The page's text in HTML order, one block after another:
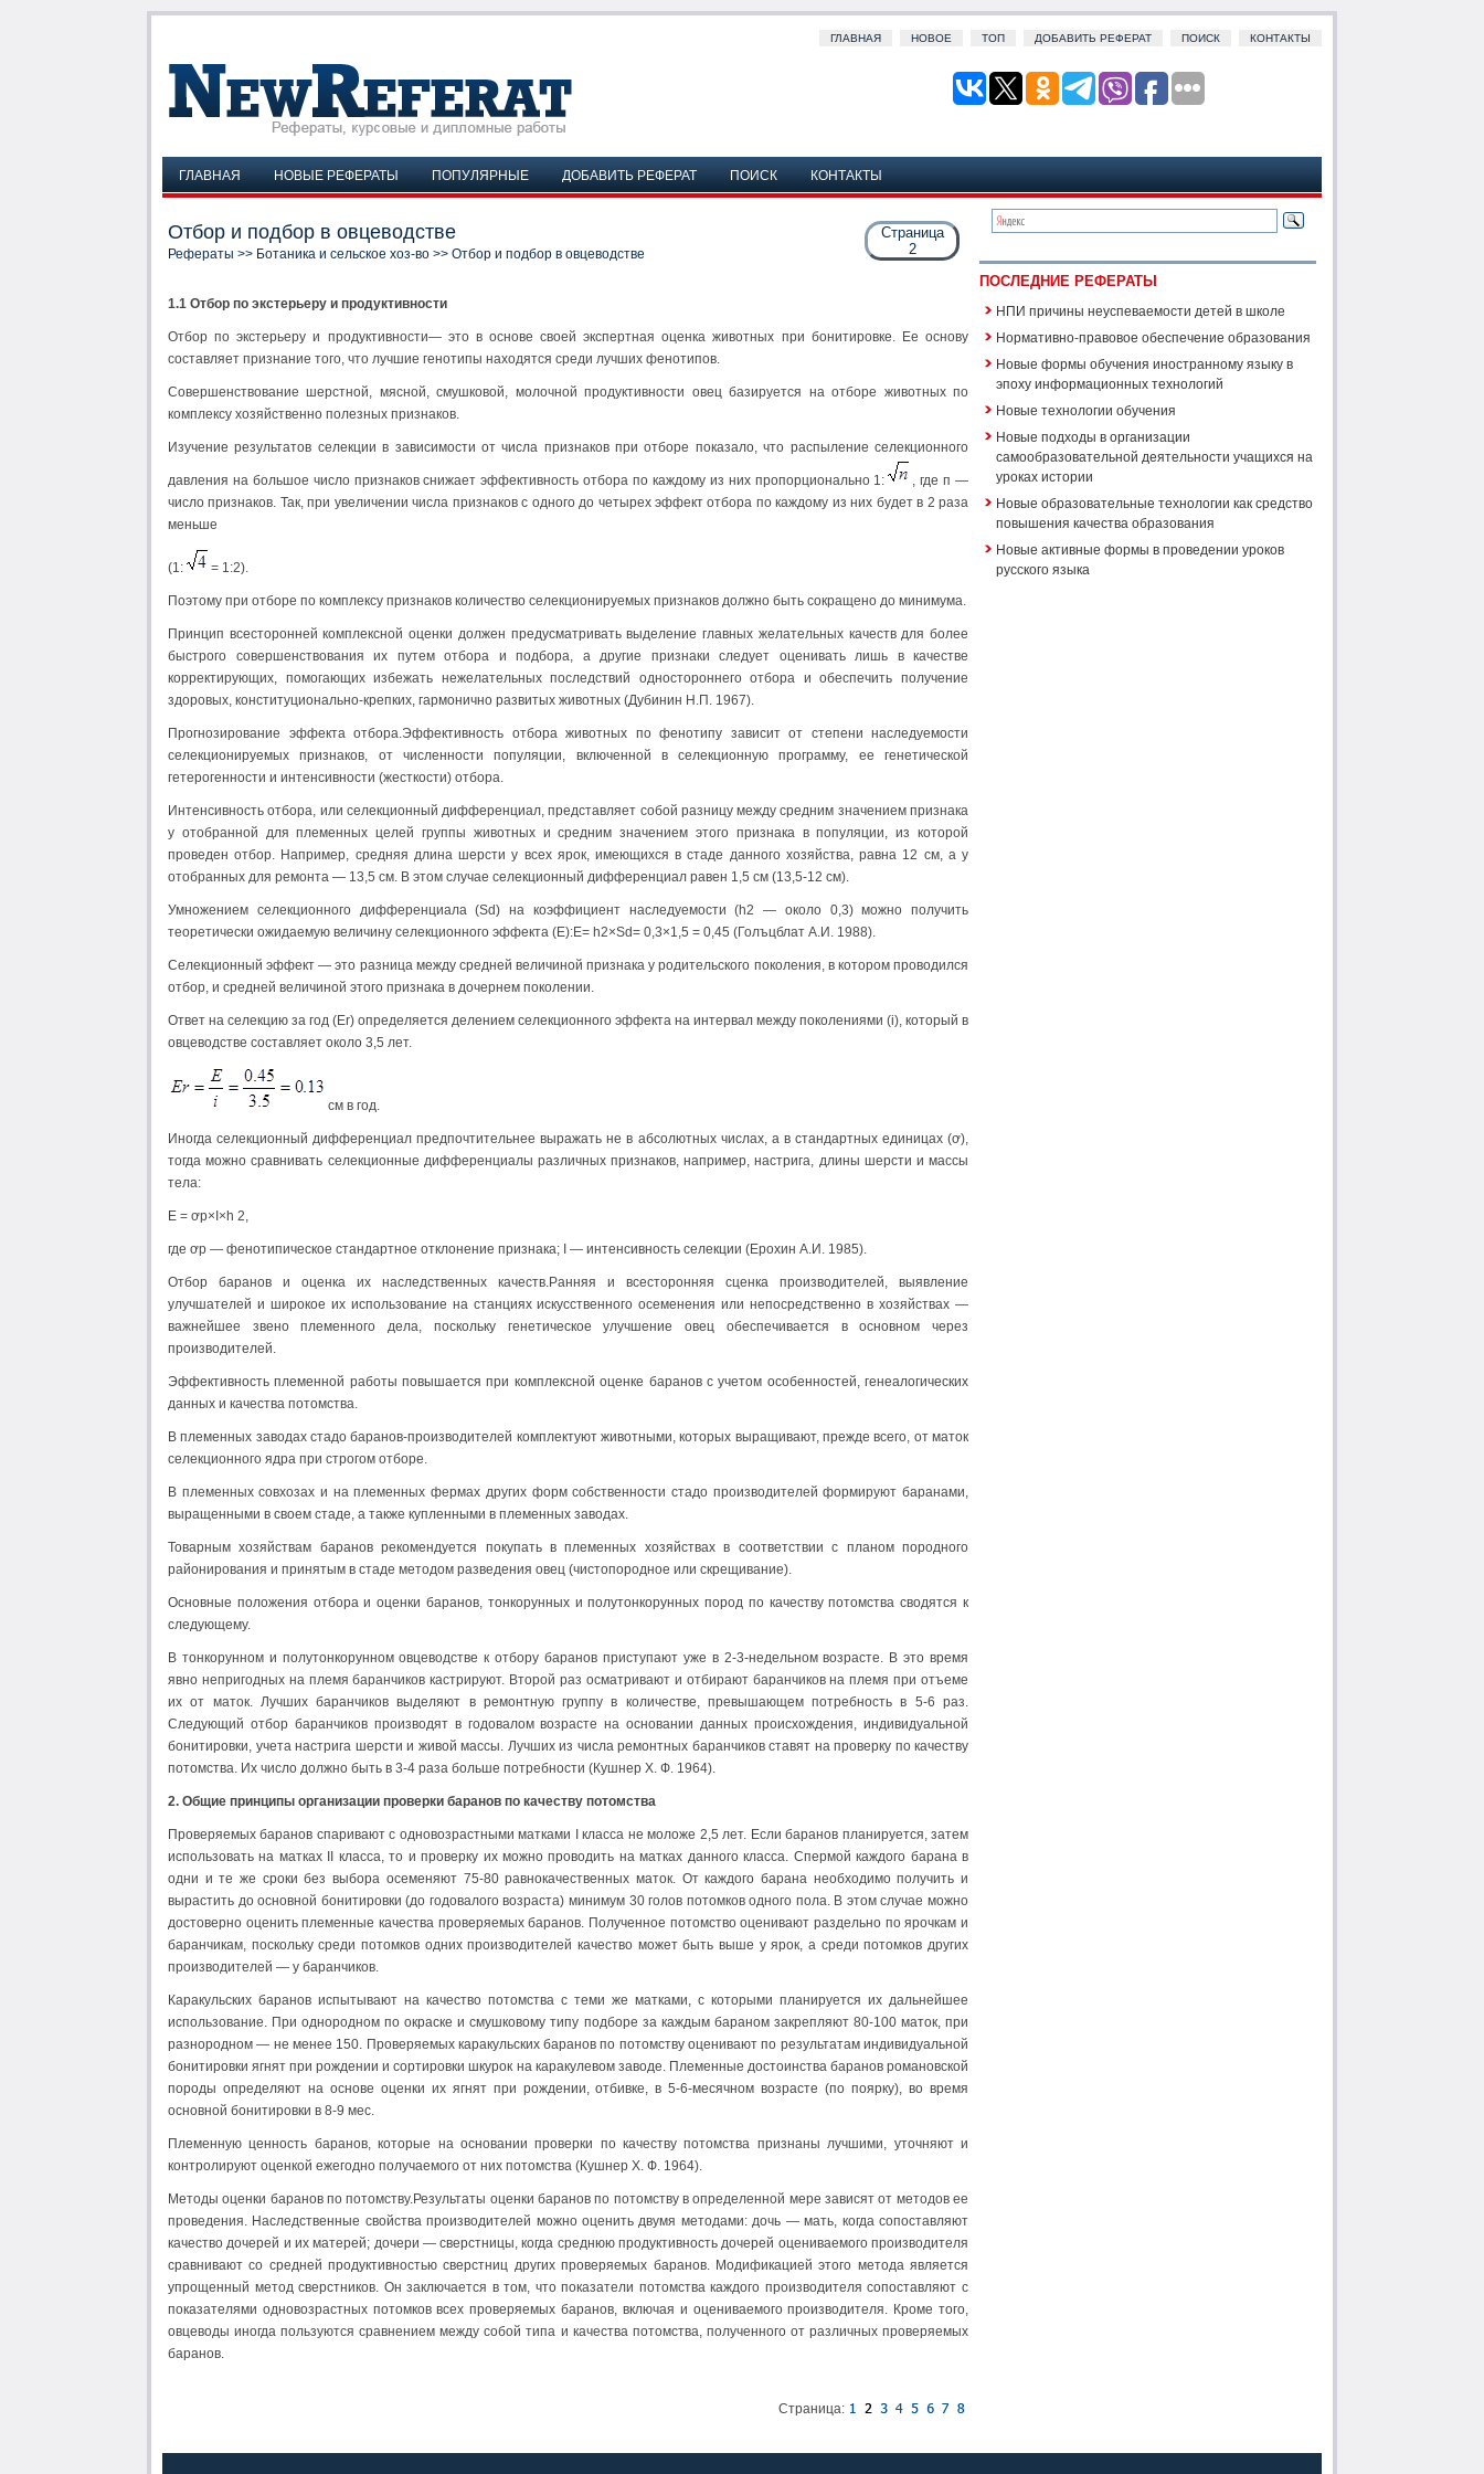
ГЛАВНАЯ НОВОЕ ТОП ДОБАВИТЬ РЕФЕРАТ ПОИСК КОНТАКТЫ
ГЛАВНАЯ НОВЫЕ РЕФЕРАТЫ ПОПУЛЯРНЫЕ ДОБАВИТЬ РЕФЕРАТ ПОИСК КОНТАКТЫ
Страница
2
Отбор и подбор в овцеводстве
Рефераты >> Ботаника и сельское хоз-во >> Отбор и подбор в овцеводстве
1.1 Отбор по экстерьеру и продуктивности
Отбор по экстерьеру и продуктивности— это в основе своей экспертная оценка животных при бонитировке. Ее основу
составляет признание того, что лучшие генотипы находятся среди лучших фенотипов.
Совершенствование шерстной, мясной, смушковой, молочной продуктивности овец базируется на отборе животных по
комплексу хозяйственно полезных признаков.
Изучение результатов селекции в зависимости от числа признаков при отборе показало, что распыление селекционного
давления на большое число признаков снижает эффективность отбора по каждому из них пропорционально 1:
, где п —
число признаков. Так, при увеличении числа признаков с одного до четырех эффект отбора по каждому из них будет в 2 раза
меньше
(1: = 1:2).
Поэтому при отборе по комплексу признаков количество селекционируемых признаков должно быть сокращено до минимума.
Принцип всесторонней комплексной оценки должен предусматривать выделение главных желательных качеств для более
быстрого совершенствования их путем отбора и подбора, а другие признаки следует оценивать лишь в качестве
корректирующих, помогающих избежать нежелательных последствий одностороннего отбора и обеспечить получение
здоровых, конституционально-крепких, гармонично развитых животных (Дубинин Н.П. 1967).
Прогнозирование эффекта отбора.Эффективность отбора животных по фенотипу зависит от степени наследуемости
селекционируемых признаков, от численности популяции, включенной в селекционную программу, ее генетической
гетерогенности и интенсивности (жесткости) отбора.
Интенсивность отбора, или селекционный дифференциал, представляет собой разницу между средним значением признака
у отобранной для племенных целей группы животных и средним значением этого признака в популяции, из которой
проведен отбор. Например, средняя длина шерсти у всех ярок, имеющихся в стаде данного хозяйства, равна 12 см, а у
отобранных для ремонта — 13,5 см. В этом случае селекционный дифференциал равен 1,5 см (13,5-12 см).
Умножением селекционного дифференциала (Sd) на коэффициент наследуемости (h2 — около 0,3) можно получить
теоретически ожидаемую величину селекционного эффекта (Е):Е= h2×Sd= 0,3×1,5 = 0,45 (Голъцблат А.И. 1988).
Селекционный эффект — это разница между средней величиной признака у родительского поколения, в котором проводился
отбор, и средней величиной этого признака в дочернем поколении.
Ответ на селекцию за год (Еr) определяется делением селекционного эффекта на интервал между поколениями (i), который в
овцеводстве составляет около 3,5 лет.
см в год.
Иногда селекционный дифференциал предпочтительнее выражать не в абсолютных числах, а в стандартных единицах (ơ),
тогда можно сравнивать селекционные дифференциалы различных признаков, например, настрига, длины шерсти и массы
тела:
Е = ơp×I×h 2,
где ơp — фенотипическое стандартное отклонение признака; I — интенсивность селекции (Ерохин А.И. 1985).
Отбор баранов и оценка их наследственных качеств.Ранняя и всесторонняя сценка производителей, выявление
улучшателей и широкое их использование на станциях искусственного осеменения или непосредственно в хозяйствах —
важнейшее звено племенного дела, поскольку генетическое улучшение овец обеспечивается в основном через
производителей.
Эффективность племенной работы повышается при комплексной оценке баранов с учетом особенностей, генеалогических
данных и качества потомства.
В племенных заводах стадо баранов-производителей комплектуют животными, которых выращивают, прежде всего, от маток
селекционного ядра при строгом отборе.
В племенных совхозах и на племенных фермах других форм собственности стадо производителей формируют баранами,
выращенными в своем стаде, а также купленными в племенных заводах.
Товарным хозяйствам баранов рекомендуется покупать в племенных хозяйствах в соответствии с планом породного
районирования и принятым в стаде методом разведения овец (чистопородное или скрещивание).
Основные положения отбора и оценки баранов, тонкорунных и полутонкорунных пород по качеству потомства сводятся к
следующему.
В тонкорунном и полутонкорунном овцеводстве к отбору баранов приступают уже в 2-3-недельном возрасте. В это время
явно непригодных на племя баранчиков кастрируют. Второй раз осматривают и отбирают баранчиков на племя при отъеме
их от маток. Лучших баранчиков выделяют в ремонтную группу в количестве, превышающем потребность в 5-6 раз.
Следующий отбор баранчиков производят в годовалом возрасте на основании данных происхождения, индивидуальной
бонитировки, учета настрига шерсти и живой массы. Лучших из числа ремонтных баранчиков ставят на проверку по качеству
потомства. Их число должно быть в 3-4 раза больше потребности (Кушнер Х. Ф. 1964).
2. Общие принципы организации проверки баранов по качеству потомства
Проверяемых баранов спаривают с одновозрастными матками I класса не моложе 2,5 лет. Если баранов планируется, затем
использовать на матках II класса, то и проверку их можно проводить на матках данного класса. Спермой каждого барана в
одни и те же сроки без выбора осеменяют 75-80 равнокачественных маток. От каждого барана необходимо получить и
вырастить до основной бонитировки (до годовалого возраста) минимум 30 голов потомков одного пола. В этом случае можно
достоверно оценить племенные качества проверяемых баранов. Полученное потомство оценивают раздельно по ярочкам и
баранчикам, поскольку среди потомков одних производителей качество может быть выше у ярок, а среди потомков других
производителей — у баранчиков.
Каракульских баранов испытывают на качество потомства с теми же матками, с которыми планируется их дальнейшее
использование. При однородном по окраске и смушковому типу подборе за каждым бараном закрепляют 80-100 маток, при
разнородном — не менее 150. Проверяемых каракульских баранов по потомству оценивают по результатам индивидуальной
бонитировки ягнят при рождении и сортировки шкурок на каракулевом заводе. Племенные достоинства баранов романовской
породы определяют на основе оценки их ягнят при рождении, отбивке, в 5-6-месячном возрасте (по поярку), во время
основной бонитировки в 8-9 мес.
Племенную ценность баранов, которые на основании проверки по качеству потомства признаны лучшими, уточняют и
контролируют оценкой ежегодно получаемого от них потомства (Кушнер Х. Ф. 1964).
Методы оценки баранов по потомству.Результаты оценки баранов по потомству в определенной мере зависят от методов ее
проведения. Наследственные свойства производителей можно оценить двумя методами: дочь — мать, когда сопоставляют
качество дочерей и их матерей; дочери — сверстницы, когда среднюю продуктивность дочерей оцениваемого производителя
сравнивают со средней продуктивностью сверстниц других проверяемых баранов. Модификацией этого метода является
упрощенный метод сверстников. Он заключается в том, что показатели потомства каждого производителя сопоставляют с
показателями одновозрастных потомков всех проверяемых баранов, включая и оцениваемого производителя. Кроме того,
овцеводы иногда пользуются сравнением между собой типа и качества потомства, полученного от различных проверяемых
баранов.
Страница:
ПОСЛЕДНИЕ РЕФЕРАТЫ
НПИ причины неуспеваемости детей в школе
Нормативно-правовое обеспечение образования
Новые формы обучения иностранному языку в
эпоху информационных технологий
Новые технологии обучения
Новые подходы в организации
самообразовательной деятельности учащихся на
уроках истории
Новые образовательные технологии как средство
повышения качества образования
Новые активные формы в проведении уроков
русского языка